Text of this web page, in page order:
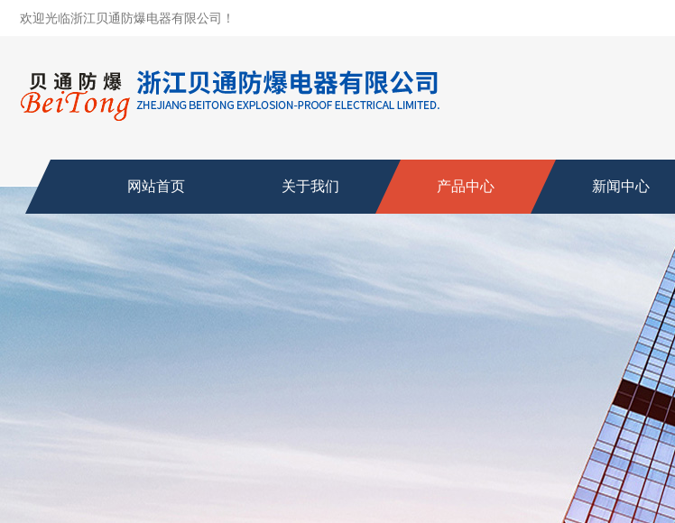
欢迎光临浙江贝通防爆电器有限公司！
网站首页 关于我们 产品中心 新闻中心